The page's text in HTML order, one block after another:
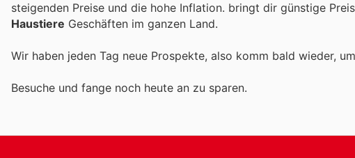
steigenden Preise und die hohe Inflation. bringt dir günstige
Haustiere Geschäften im ganzen Land.
Wir haben jeden Tag neue Prospekte, also komm bald wieder,
Besuche und fange noch heute an zu sparen.